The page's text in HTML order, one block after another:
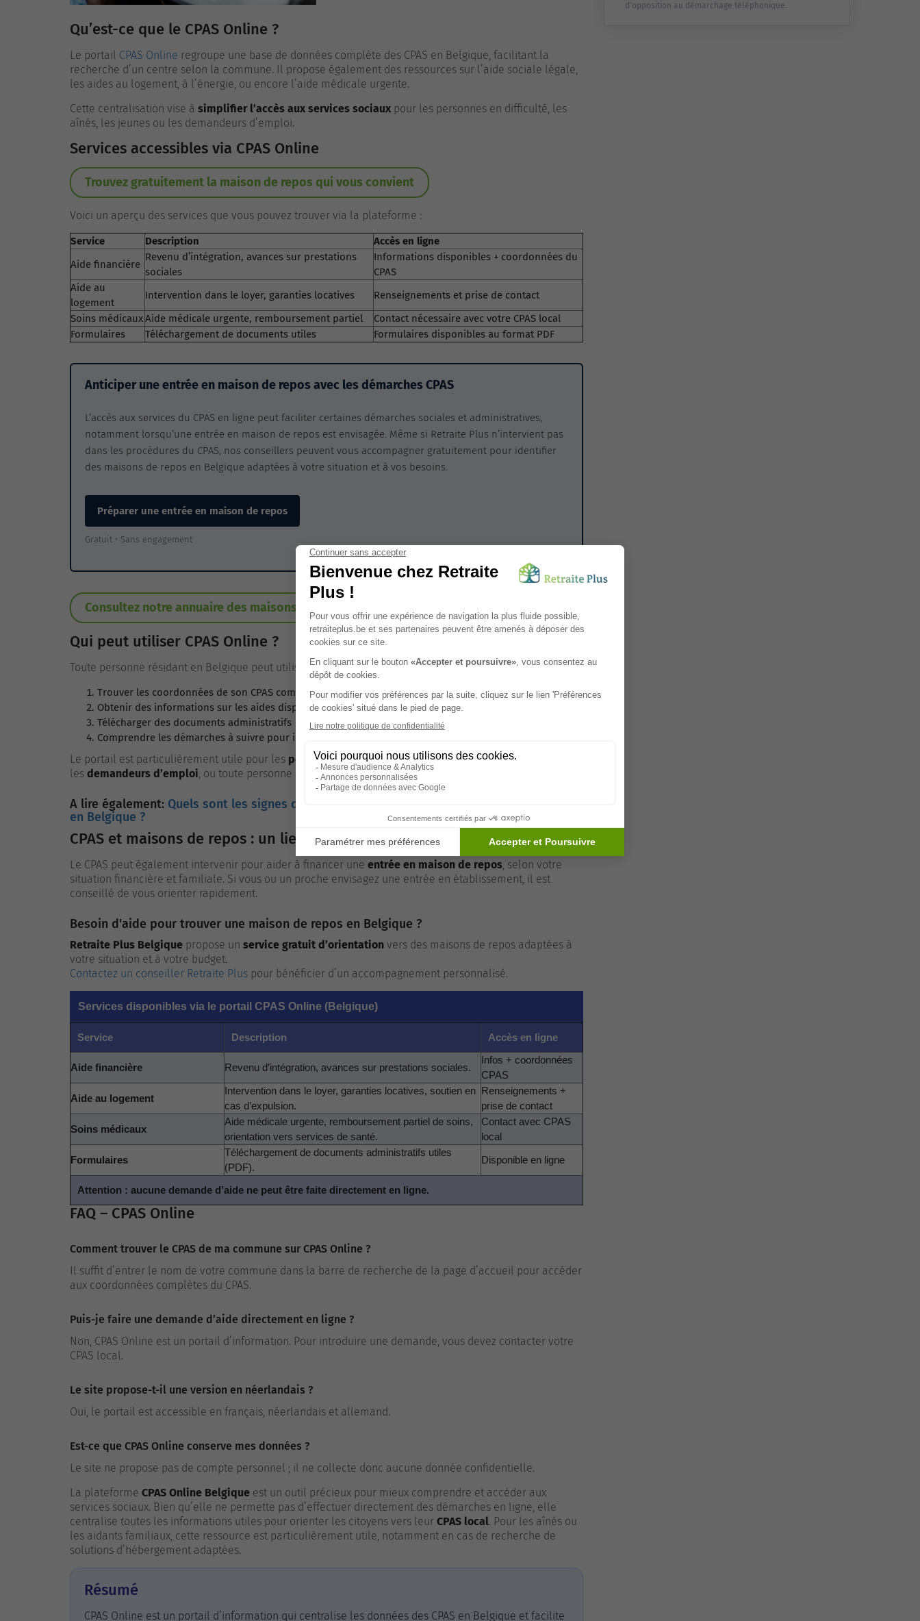
Qu’est-ce que le CPAS Online ?
Le portail CPAS Online regroupe une base de données complète des CPAS en Belgique, facilitant la
recherche d’un centre selon la commune. Il propose également des ressources sur l’aide sociale légale,
les aides au logement, à l’énergie, ou encore l’aide médicale urgente.
Cette centralisation vise à simplifier l’accès aux services sociaux pour les personnes en difficulté, les
aînés, les jeunes ou les demandeurs d’emploi.
Services accessibles via CPAS Online
Trouvez gratuitement la maison de repos qui vous convient
Voici un aperçu des services que vous pouvez trouver via la plateforme :
Service Description
Accès en ligne
Aide financière
Revenu d’intégration, avances sur prestations
sociales
Informations disponibles + coordonnées du
CPAS
Aide au
logement
Intervention dans le loyer, garanties locatives
Renseignements et prise de contact
Soins médicauxAide médicale urgente, remboursement partiel
Contact nécessaire avec votre CPAS local
Formulaires
Téléchargement de documents utiles Formulaires disponibles au format PDF
Anticiper une entrée en maison de repos avec les démarches CPAS
L’accès aux services du CPAS en ligne peut faciliter certaines démarches sociales et administratives,
notamment lorsqu’une entrée en maison de repos est envisagée. Même si Retraite Plus n’intervient pas
dans les procédures du CPAS, nos conseillers peuvent vous accompagner gratuitement pour identifier
des maisons de repos en Belgique adaptées à votre situation et à vos besoins.
Préparer une entrée en maison de repos
Gratuit • Sans engagement
Consultez notre annuaire des maisons de repos en Belgique
Qui peut utiliser CPAS Online ?
Toute personne résidant en Belgique peut utiliser le portail CPAS Online pour :
Trouver les coordonnées de son CPAS communal
Obtenir des informations sur les aides disponibles
Télécharger des documents administratifs
Comprendre les démarches à suivre pour introduire une demande
Le portail est particulièrement utile pour les personnes âgées, lesfamilles en difficulté,
les demandeurs d’emploi, ou toute personne ayant besoin d’un accompagnement social.
A lire également: Quels sont les signes qu’il est temps de considérer une maison de repos
en Belgique ?
CPAS et maisons de repos : un lien essentiel
Le CPAS peut également intervenir pour aider à financer une entrée en maison de repos, selon votre
situation financière et familiale. Si vous ou un proche envisagez une entrée en établissement, il est
conseillé de vous orienter rapidement.
Besoin d'aide pour trouver une maison de repos en Belgique ?
Retraite Plus Belgique propose un service gratuit d’orientation vers des maisons de repos adaptées à
votre situation et à votre budget.
Contactez un conseiller Retraite Plus pour bénéficier d’un accompagnement personnalisé.
Services disponibles via le portail CPAS Online (Belgique)
Service Description Accès en ligne
Aide financière Revenu d’intégration, avances sur prestations sociales.
Infos + coordonnées
CPAS
Aide au logement
Intervention dans le loyer, garanties locatives, soutien en
cas d’expulsion.
Renseignements +
prise de contact
Soins médicaux
Aide médicale urgente, remboursement partiel de soins,
orientation vers services de santé.
Contact avec CPAS
local
Formulaires
Téléchargement de documents administratifs utiles
(PDF).
Disponible en ligne
Attention : aucune demande d’aide ne peut être faite directement en ligne.
FAQ – CPAS Online
Comment trouver le CPAS de ma commune sur CPAS Online ?
Il suffit d’entrer le nom de votre commune dans la barre de recherche de la page d’accueil pour accéder
aux coordonnées complètes du CPAS.
Puis-je faire une demande d’aide directement en ligne ?
Non, CPAS Online est un portail d’information. Pour introduire une demande, vous devez contacter votre
CPAS local.
Le site propose-t-il une version en néerlandais ?
Oui, le portail est accessible en français, néerlandais et allemand.
Est-ce que CPAS Online conserve mes données ?
Le site ne propose pas de compte personnel ; il ne collecte donc aucune donnée confidentielle.
La plateforme CPAS Online Belgique est un outil précieux pour mieux comprendre et accéder aux
services sociaux. Bien qu’elle ne permette pas d’effectuer directement des démarches en ligne, elle
centralise toutes les informations utiles pour orienter les citoyens vers leur CPAS local. Pour les aînés ou
les aidants familiaux, cette ressource est particulièrement utile, notamment en cas de recherche de
solutions d’hébergement adaptées.
Résumé
CPAS Online est un portail d’information qui centralise les données des CPAS en Belgique et facilite
d'opposition au démarchage téléphonique.